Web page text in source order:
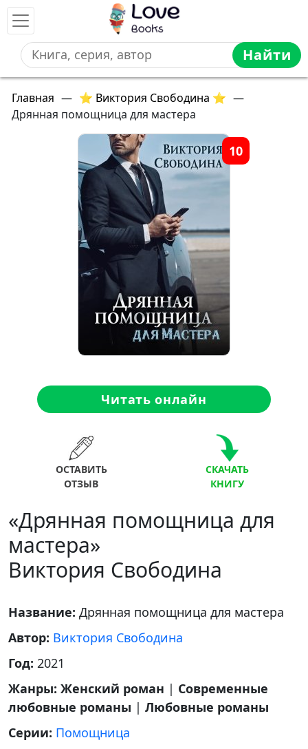
Найти
Главная — ⭐ Виктория Свободина ⭐ —
Дрянная помощница для мастера
10
Читать онлайн
ОСТАВИТЬ
ОТЗЫВ
СКАЧАТЬ
КНИГУ
«Дрянная помощница для
мастера»
Виктория Свободина
Название: Дрянная помощница для мастера
Автор: Виктория Свободина
Год: 2021
Жанры: Женский роман | Современные
любовные романы | Любовные романы
Серии: Помощница